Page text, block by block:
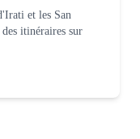
et les San
itinéraires sur